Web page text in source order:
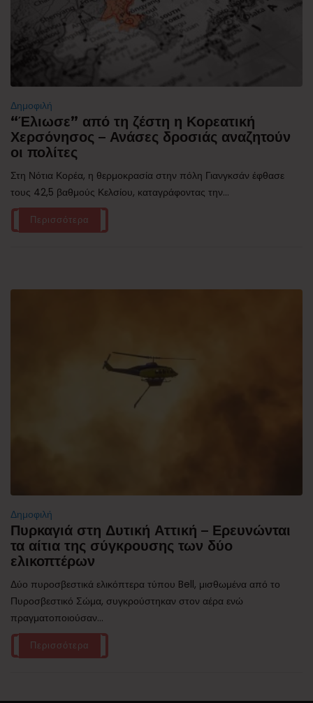
Δημοφιλή
“Έλιωσε” από τη ζέστη η Κορεατική
Χερσόνησος – Ανάσες δροσιάς αναζητούν
οι πολίτες
Στη Νότια Κορέα, η θερμοκρασία στην πόλη Γιανγκσάν έφθασε
τους 42,5 βαθμούς Κελσίου, καταγράφοντας την...
Περισσότερα
Δημοφιλή
Πυρκαγιά στη Δυτική Αττική – Ερευνώνται
τα αίτια της σύγκρουσης των δύο
ελικοπτέρων
Δύο πυροσβεστικά ελικόπτερα τύπου Bell, μισθωμένα από το
Πυροσβεστικό Σώμα, συγκρούστηκαν στον αέρα ενώ
πραγματοποιούσαν...
Περισσότερα